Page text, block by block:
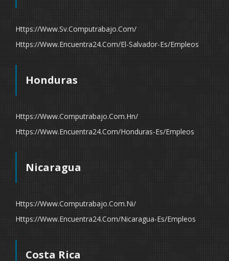
Https://www.sv.computrabajo.com/
Https://www.encuentra24.com/el-Salvador-Es/empleos
Honduras
Https://www.computrabajo.com.hn/
Https://www.encuentra24.com/honduras-Es/empleos
Nicaragua
Https://www.computrabajo.com.ni/
Https://www.encuentra24.com/nicaragua-Es/empleos
Costa Rica